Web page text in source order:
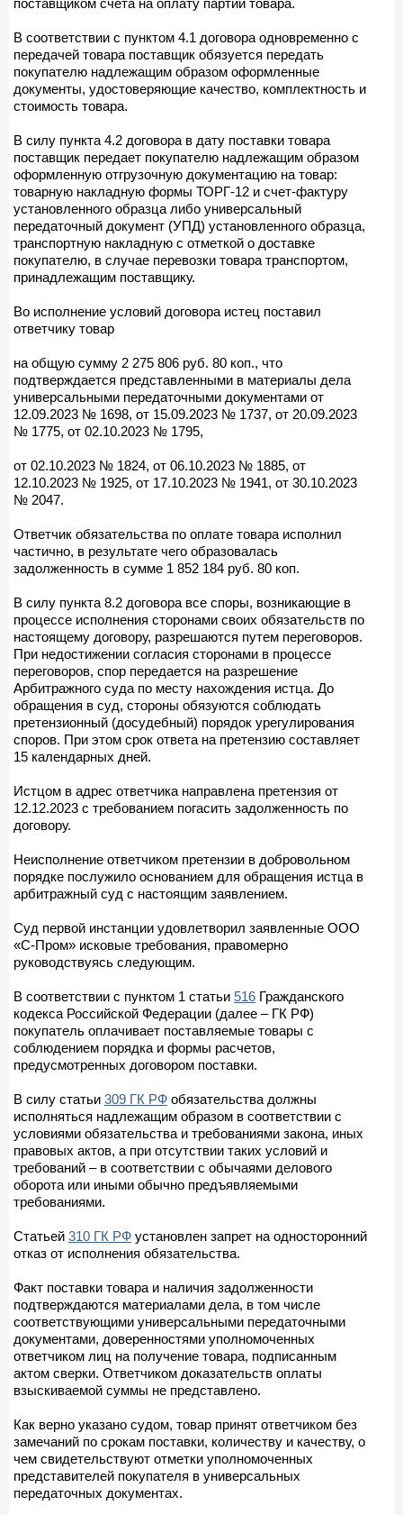
В соответствии с пунктом 4.1 договора одновременно с
передачей товара поставщик обязуется передать
покупателю надлежащим образом оформленные
документы, удостоверяющие качество, комплектность и
стоимость товара.
В силу пункта 4.2 договора в дату поставки товара
поставщик передает покупателю надлежащим образом
оформленную отгрузочную документацию на товар:
товарную накладную формы ТОРГ-12 и счет-фактуру
установленного образца либо универсальный
передаточный документ (УПД) установленного образца,
транспортную накладную с отметкой о доставке
покупателю, в случае перевозки товара транспортом,
принадлежащим поставщику.
Во исполнение условий договора истец поставил
ответчику товар
на общую сумму 2 275 806 руб. 80 коп., что
подтверждается представленными в материалы дела
универсальными передаточными документами от
12.09.2023 № 1698, от 15.09.2023 № 1737, от 20.09.2023
№ 1775, от 02.10.2023 № 1795,
от 02.10.2023 № 1824, от 06.10.2023 № 1885, от
12.10.2023 № 1925, от 17.10.2023 № 1941, от 30.10.2023
№ 2047.
Ответчик обязательства по оплате товара исполнил
частично, в результате чего образовалась
задолженность в сумме 1 852 184 руб. 80 коп.
В силу пункта 8.2 договора все споры, возникающие в
процессе исполнения сторонами своих обязательств по
настоящему договору, разрешаются путем переговоров.
При недостижении согласия сторонами в процессе
переговоров, спор передается на разрешение
Арбитражного суда по месту нахождения истца. До
обращения в суд, стороны обязуются соблюдать
претензионный (досудебный) порядок урегулирования
споров. При этом срок ответа на претензию составляет
15 календарных дней.
Истцом в адрес ответчика направлена претензия от
12.12.2023 с требованием погасить задолженность по
договору.
Неисполнение ответчиком претензии в добровольном
порядке послужило основанием для обращения истца в
арбитражный суд с настоящим заявлением.
Суд первой инстанции удовлетворил заявленные ООО
«С-Пром» исковые требования, правомерно
руководствуясь следующим.
В соответствии с пунктом 1 статьи 516 Гражданского
кодекса Российской Федерации (далее – ГК РФ)
покупатель оплачивает поставляемые товары с
соблюдением порядка и формы расчетов,
предусмотренных договором поставки.
В силу статьи 309 ГК РФ обязательства должны
исполняться надлежащим образом в соответствии с
условиями обязательства и требованиями закона, иных
правовых актов, а при отсутствии таких условий и
требований – в соответствии с обычаями делового
оборота или иными обычно предъявляемыми
требованиями.
Статьей 310 ГК РФ установлен запрет на односторонний
отказ от исполнения обязательства.
Факт поставки товара и наличия задолженности
подтверждаются материалами дела, в том числе
соответствующими универсальными передаточными
документами, доверенностями уполномоченных
ответчиком лиц на получение товара, подписанным
актом сверки. Ответчиком доказательств оплаты
взыскиваемой суммы не представлено.
Как верно указано судом, товар принят ответчиком без
замечаний по срокам поставки, количеству и качеству, о
чем свидетельствуют отметки уполномоченных
представителей покупателя в универсальных
передаточных документах.